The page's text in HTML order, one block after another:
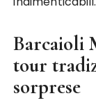
Barcaioli
tour
sorprese